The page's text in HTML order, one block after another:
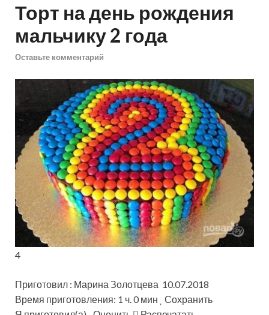
Торт на день рождения
мальчику 2 года
Оставьте комментарий
4
Приготовил : Марина Золотцева 10.07.2018
Время приготовления: 1 ч. 0 мин
Сохранить